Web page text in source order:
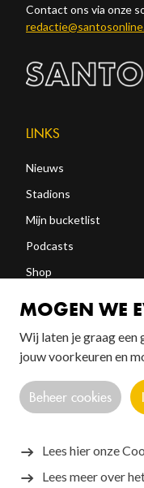
Contact ons via onze
LINKS
Nieuws
Stadions
Mijn bucketlist
Podcasts
Shop
FOLLOW US!
MOGEN WE
Wij laten je graag een
jouw voorkeuren en
Beheer cookies
Lees hier onze
Lees meer over